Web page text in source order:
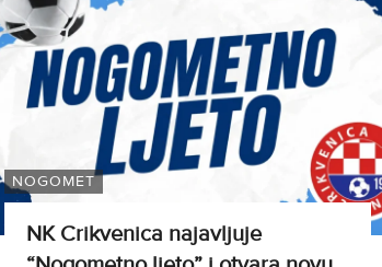
NOGOMET
NK Crikvenica najavljuje